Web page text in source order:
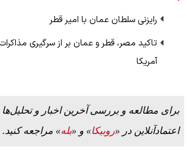
رایزنی سلطان عمان با امیر قطر
تاکید مصر، قطر و عمان بر از سرگیری
آمریکا
برای مطالعه و بررسی آخرین اخبار و تحلیل‌ها
اعتمادآنلاین در «روبیکا» و «بله» مراجعه کنید.